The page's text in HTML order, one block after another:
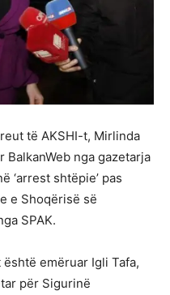
të AKSHI-t, Mirlinda
BalkanWeb nga gazetarja
‘arrest shtëpie’ pas
e Shoqërisë së
SPAK.
emëruar Igli Tafa,
për Sigurinë